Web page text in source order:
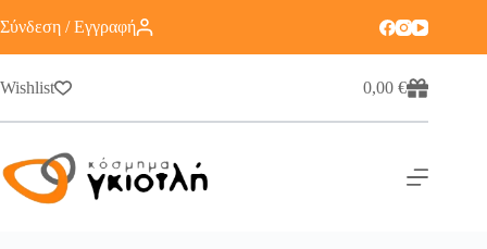
Σύνδεση / Εγγραφή
Wishlist 0,00€